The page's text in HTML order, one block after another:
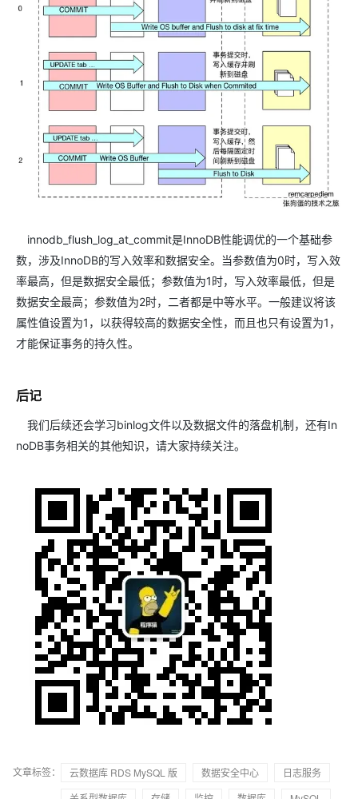
innodb_flush_log_at_commit是InnoDB性能调优的一个基础参
数，涉及InnoDB的写入效率和数据安全。当参数值为0时，写入效
率最高，但是数据安全最低；参数值为1时，写入效率最低，但是
数据安全最高；参数值为2时，二者都是中等水平。一般建议将该
属性值设置为1，以获得较高的数据安全性，而且也只有设置为1，
才能保证事务的持久性。
后记
我们后续还会学习binlog文件以及数据文件的落盘机制，还有In
noDB事务相关的其他知识，请大家持续关注。
文章标签： 云数据库 RDS MySQL 版 数据安全中心
日志服务